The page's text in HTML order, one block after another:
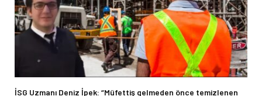
İSG Uzmanı Deniz İpek: “Müfettiş gelmeden önce temizlenen